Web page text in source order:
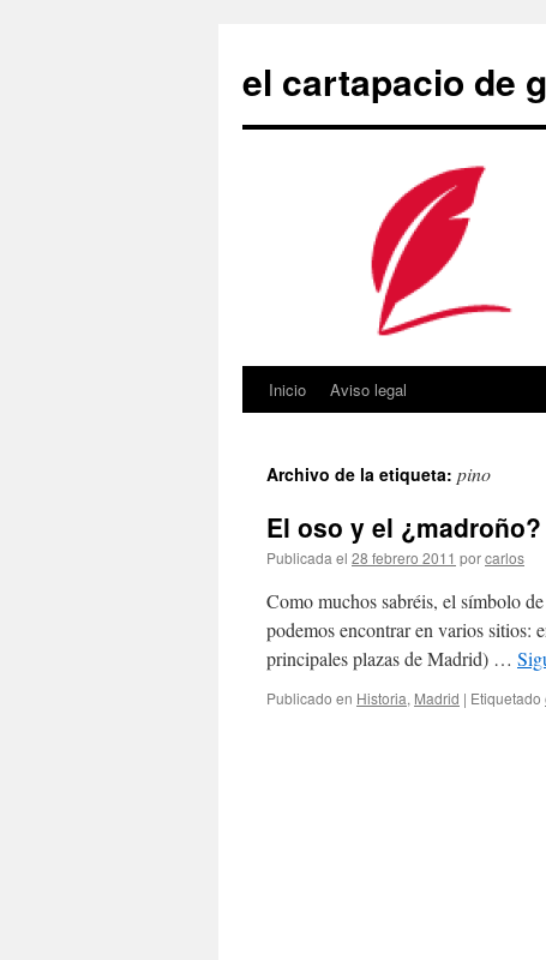
contenido
el cartapacio de
Inicio Aviso legal
Archivo de la etiqueta: pino
El oso y el ¿madroño?
Publicada el 28 febrero 2011 porcarlos
Como muchos sabréis, el símbolo
podemos encontrar en varios sitios:
principales plazas de Madrid) …
Publicado en Historia, Madrid | Etiquetado